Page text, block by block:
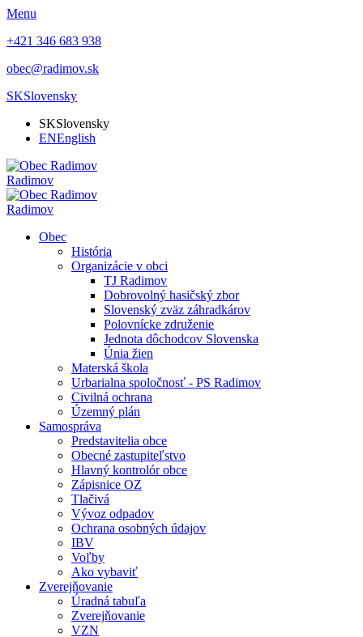
Menu
+421 346 683 938
obec@radimov.sk
SKSlovensky
SKSlovensky
ENEnglish
Radimov
Radimov
Obec
História
Organizácie v obci
TJ Radimov
Dobrovolný hasičský zbor
Slovenský zväz záhradkárov
Polovnícke združenie
Jednota dôchodcov Slovenska
Únia žien
Materská škola
Urbarialna spoločnosť - PS Radimov
Civilná ochrana
Územný plán
Samospráva
Predstavitelia obce
Obecné zastupiteľstvo
Hlavný kontrolór obce
Zápisnice OZ
Tlačivá
Vývoz odpadov
Ochrana osobných údajov
IBV
Voľby
Ako vybaviť
Zverejňovanie
Úradná tabuľa
Zverejňovanie
VZN